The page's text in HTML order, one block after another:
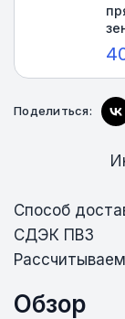
Поделиться:
Способ
СДЭК ПВЗ
Обзор